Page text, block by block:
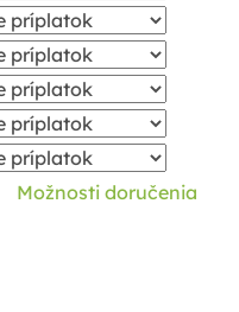
Možnosti doručenia